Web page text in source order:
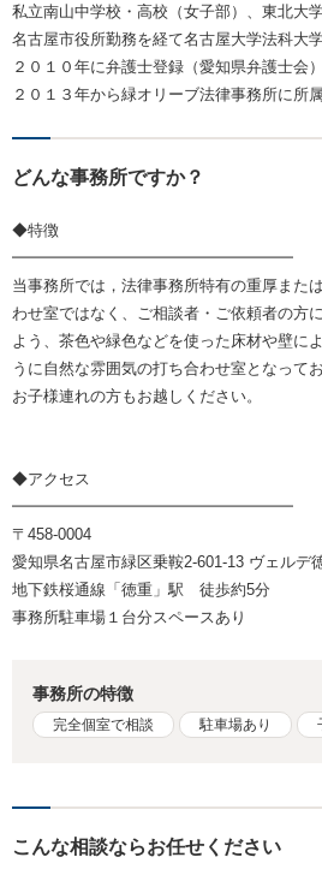
私立南山中学校・高校（女子部）、東北大
名古屋市役所勤務を経て名古屋大学法科大学
２０１０年に弁護士登録（愛知県弁護士会
２０１３年から緑オリーブ法律事務所に所属
どんな事務所ですか？
◆特徴
━━━━━━━━━━━━━━━━━━
当事務所では，法律事務所特有の重厚また
わせ室ではなく、ご相談者・ご依頼者の方
よう、茶色や緑色などを使った床材や壁に
うに自然な雰囲気の打ち合わせ室となってお
お子様連れの方もお越しください。
◆アクセス
━━━━━━━━━━━━━━━━━━
〒458-0004
愛知県名古屋市緑区乗鞍2-601-13 ヴェルデ
地下鉄桜通線「徳重」駅 徒歩約5分
事務所駐車場１台分スペースあり
事務所の特徴
完全個室で相談 駐車場あり
こんな相談ならお任せください